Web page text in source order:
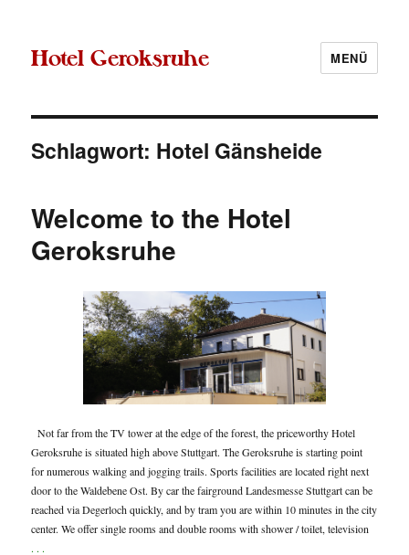
Hotel Geroksruhe MENÜ
Schlagwort: Hotel Gänsheide
Welcome to the Hotel
Geroksruhe
Not far from the TV tower at the edge of the forest, the priceworthy Hotel
Geroksruhe is situated high above Stuttgart. The Geroksruhe is starting point
for numerous walking and jogging trails. Sports facilities are located right next
door to the Waldebene Ost. By car the fairground Landesmesse Stuttgart can be
reached via Degerloch quickly, and by tram you are within 10 minutes in the city
center. We offer single rooms and double rooms with shower / toilet, television
. . .